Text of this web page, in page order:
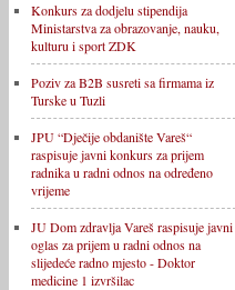
Konkurs za dodjelu stipendija
Ministarstva za obrazovanje, nauku,
kulturu i sport ZDK
Poziv za B2B susreti sa firmama iz
Turske u Tuzli
JPU “Dječije obdanište Vareš“
raspisuje javni konkurs za prijem
radnika u radni odnos na određeno
vrijeme
JU Dom zdravlja Vareš raspisuje javni
oglas za prijem u radni odnos na
slijedeće radno mjesto - Doktor
medicine 1 izvršilac